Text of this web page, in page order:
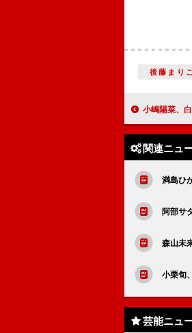
後藤まりこ
小嶋陽菜、白雪姫
関連ニュ
満島ひ
阿部サ
森山未
小栗旬
芸能ニュ